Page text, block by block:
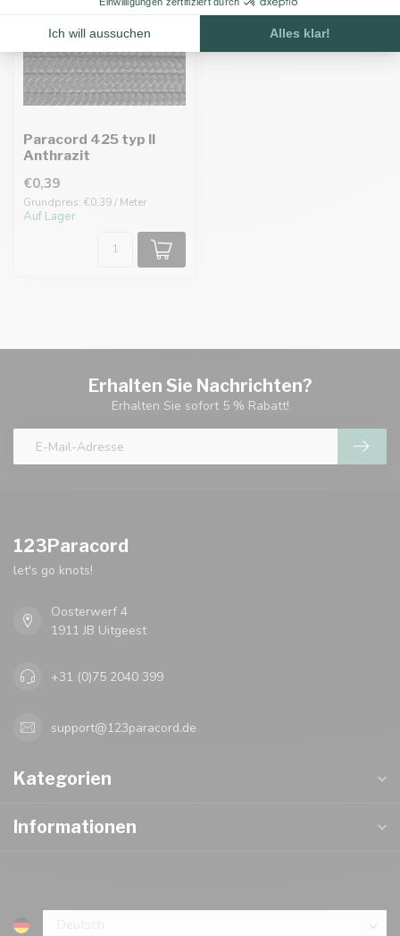
Paracord 425 typ II
Anthrazit
€0,39
Grundpreis: €0,39 / Meter
Auf Lager
Erhalten Sie Nachrichten?
Erhalten Sie sofort 5 % Rabatt!
123Paracord
let's go knots!
Oosterwerf 4
1911 JB Uitgeest
+31 (0)75 2040 399
support@123paracord.de
Kategorien
Informationen